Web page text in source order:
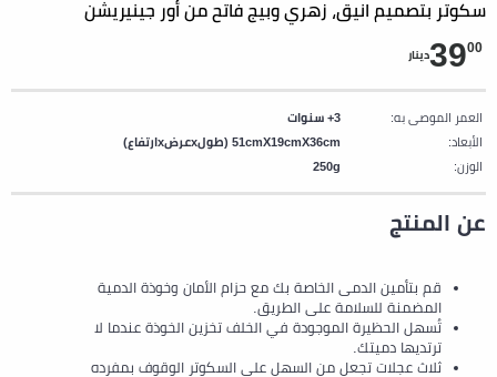
سكوتر بتصميم انيق، زهري وبيج فاتح من أور جينيريشن
3900 دينار
العمر الموصى به:
3+ سنوات
الأبعاد:
51cmX19cmX36cm (طولxعرضxارتفاع)
الوزن:
250g
عن المنتج
قم بتأمين الدمى الخاصة بك مع حزام الأمان وخوذة الدمية
المضمنة للسلامة على الطريق.
تُسهل الحظيرة الموجودة في الخلف تخزين الخوذة عندما لا
ترتديها دميتك.
ثلاث عجلات تجعل من السهل على السكوتر الوقوف بمفرده